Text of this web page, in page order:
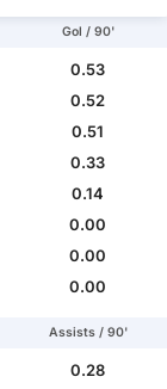
Gol / 90'
0.53
0.52
0.51
0.33
0.14
0.00
0.00
0.00
Assists / 90'
0.28